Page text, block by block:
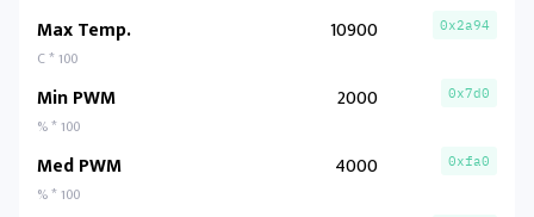
Max Temp.
C * 100
10900 0x2a94
Min PWM
% * 100
2000 0x7d0
Med PWM
% * 100
4000 0xfa0